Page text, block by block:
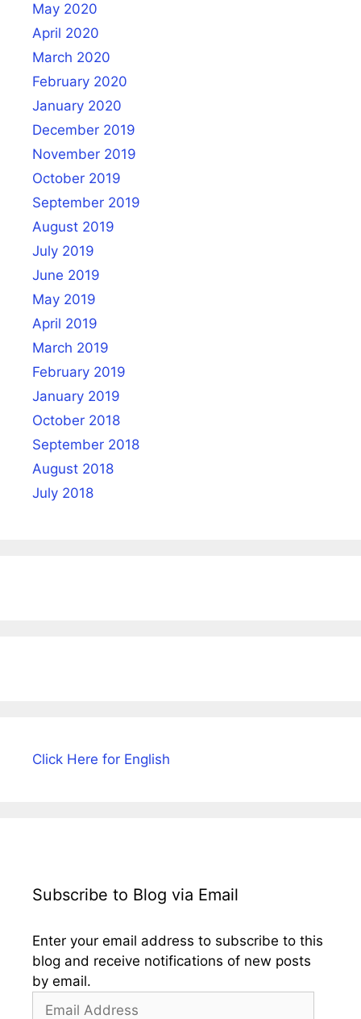
May 2020
April 2020
March 2020
February 2020
January 2020
December 2019
November 2019
October 2019
September 2019
August 2019
July 2019
June 2019
May 2019
April 2019
March 2019
February 2019
January 2019
October 2018
September 2018
August 2018
July 2018
Click Here for English
Subscribe to Blog via Email
Enter your email address to subscribe to this
blog and receive notifications of new posts
by email.
Email